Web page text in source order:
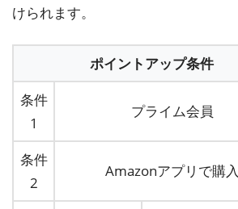
けられます。
ポイントアップ条件
条件
1
プライム会員
条件
2
Amazonアプリで購入